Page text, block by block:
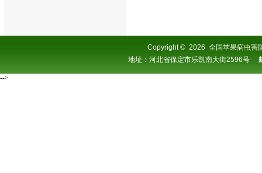
Copyright© 2026 全国苹果病虫害
地址：河北省保定市乐凯南大街2596
-->